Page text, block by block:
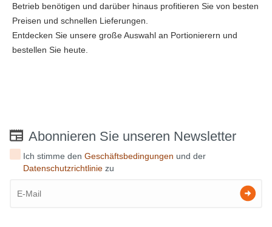
Betrieb benötigen und darüber hinaus profitieren Sie von besten
Preisen und schnellen Lieferungen.
Entdecken Sie unsere große Auswahl an Portionierern und
bestellen Sie heute.
Abonnieren Sie unseren Newsletter
Ich stimme denGeschäftsbedingungen und der
Datenschutzrichtlinie zu